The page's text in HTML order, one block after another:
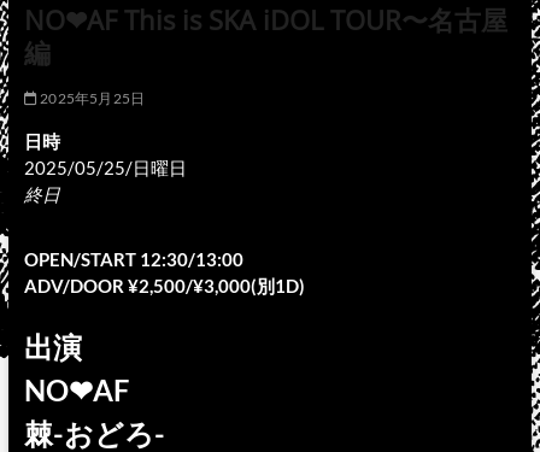
NO❤︎AF This is SKA iDOL TOUR〜名古屋
編
2025年5月25日
日時
2025/05/25/日曜日
終日
OPEN/START 12:30/13:00
ADV/DOOR ¥2,500/¥3,000(別1D)
出演
NO❤︎AF
棘-おどろ-